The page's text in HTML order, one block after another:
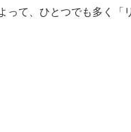
って、ひとつでも多く「